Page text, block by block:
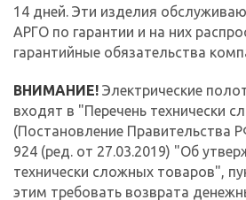
14 дней. Эти изделия
АРГО по гарантии и на них
гарантийные обязательства
ВНИМАНИЕ! Электрические
входят в "Перечень технически
(Постановление Правительства
924 (ред. от 27.03.2019) "Об
технически сложных товаров",
этим требовать возврата